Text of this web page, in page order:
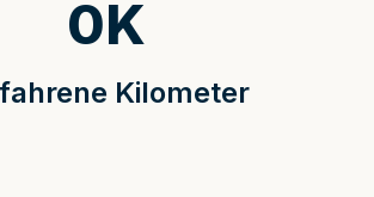
Kilometer
0K